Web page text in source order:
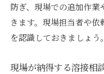
防ぎ、現場での追加作
きます。現場担当者や
を認識しておきましょう。
現場が納得する溶接相